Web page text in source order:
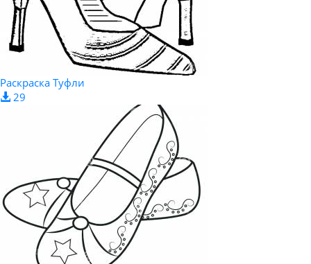
Раскраска Туфли
29